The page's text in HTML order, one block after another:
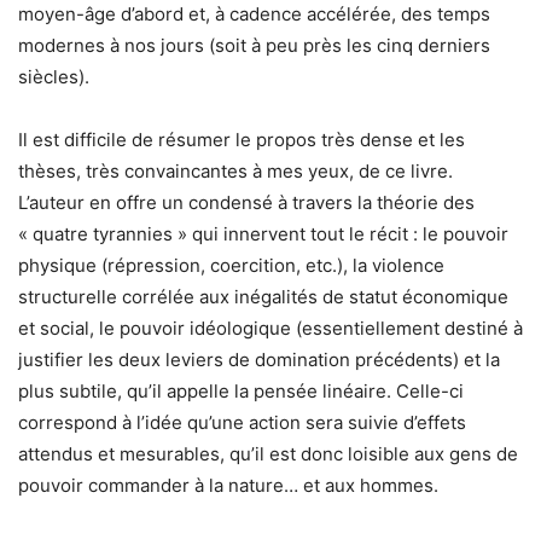
moyen-âge d’abord et, à cadence accélérée, des temps
modernes à nos jours (soit à peu près les cinq derniers
siècles).
Il est difficile de résumer le propos très dense et les
thèses, très convaincantes à mes yeux, de ce livre.
L’auteur en offre un condensé à travers la théorie des
« quatre tyrannies » qui innervent tout le récit : le pouvoir
physique (répression, coercition, etc.), la violence
structurelle corrélée aux inégalités de statut économique
et social, le pouvoir idéologique (essentiellement destiné à
justifier les deux leviers de domination précédents) et la
plus subtile, qu’il appelle la pensée linéaire. Celle-ci
correspond à l’idée qu’une action sera suivie d’effets
attendus et mesurables, qu’il est donc loisible aux gens de
pouvoir commander à la nature… et aux hommes.